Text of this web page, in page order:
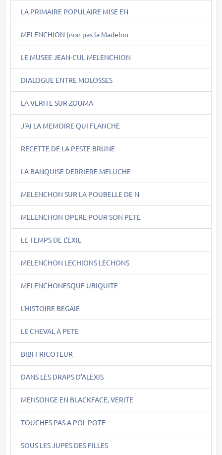
LA PRIMAIRE POPULAIRE MISE EN
MELENCHION (non pas la Madelon
LE MUSEE JEAN-CUL MELENCHION
DIALOGUE ENTRE MOLOSSES
LA VERITE SUR ZOUMA
J'AI LA MEMOIRE QUI FLANCHE
RECETTE DE LA PESTE BRUNE
LA BANQUISE DERRIERE MELUCHE
MELENCHON SUR LA POUBELLE DE N
MELENCHON OPERE POUR SON PETE
LE TEMPS DE L'EXIL
MELENCHON LECHIONS LECHONS
MELENCHONESQUE UBIQUITE
L'HISTOIRE BEGAIE
LE CHEVAL A PETE
BIBI FRICOTEUR
DANS LES DRAPS D'ALEXIS
MENSONGE EN BLACKFACE, VERITE
TOUCHES PAS A POL POTE
SOUS LES JUPES DES FILLES